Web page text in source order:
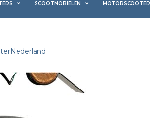
SCOOTMOBIELEN MOTORSCOOTER